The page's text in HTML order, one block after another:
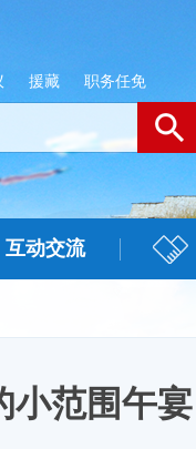
援藏 职务任免
互动交流
小范围午宴